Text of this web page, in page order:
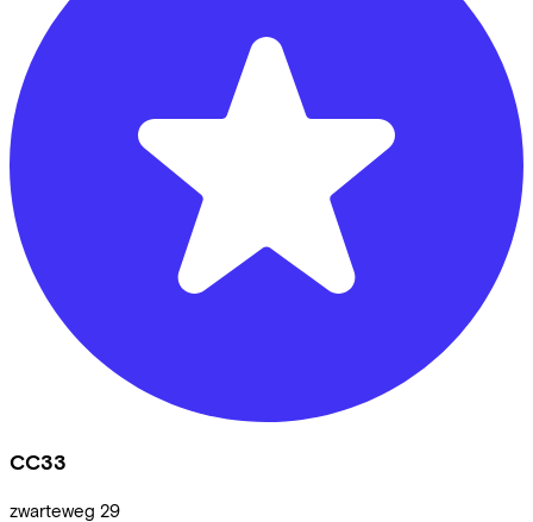
CC33
zwarteweg 29